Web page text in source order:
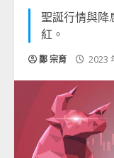
聖誕行情與降
紅。
鄭 宗育 2023